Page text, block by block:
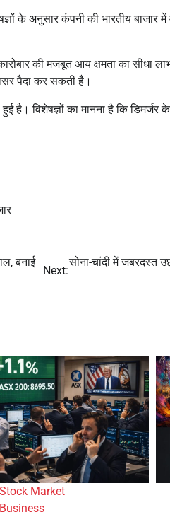
के अनुसार कंपनी की भारतीय
की मजबूत आय क्षमता का सीधा
पैदा कर सकती है।
है। विशेषज्ञों का मानना है कि
बनाई
Next:
सोना-चांदी में जबरदस्त
Stock Market
Business